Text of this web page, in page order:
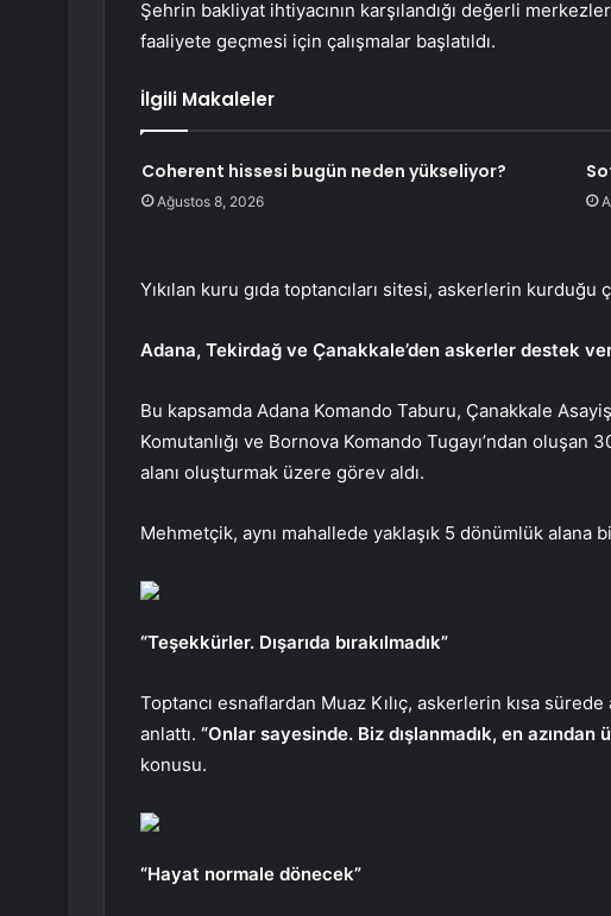
Şehrin bakliyat ihtiyacının karşılandığı değerli
faaliyete geçmesi için çalışmalar başlatıldı.
İlgili Makaleler
Coherent hissesi bugün neden yükseliyor?
Ağustos 8, 2026
Yıkılan kuru gıda toptancıları sitesi, askerlerin kurduğu
Adana, Tekirdağ ve Çanakkale’den askerler destek
Bu kapsamda Adana Komando Taburu, Çanakkale
Komutanlığı ve Bornova Komando Tugayı’ndan
alanı oluşturmak üzere görev aldı.
Mehmetçik, aynı mahallede yaklaşık 5 dönümlük alana
“Teşekkürler. Dışarıda bırakılmadık”
Toptancı esnaflardan Muaz Kılıç, askerlerin kısa
anlattı. “Onlar sayesinde. Biz dışlanmadık, en
konusu.
“Hayat normale dönecek”